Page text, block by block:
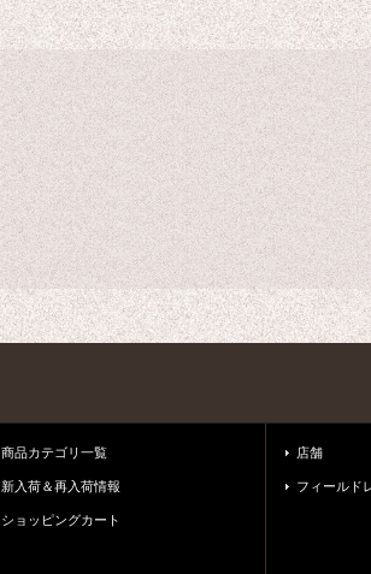
商品カテゴリ一覧
新入荷＆再入荷情報
ショッピングカート
店舗
フィールド